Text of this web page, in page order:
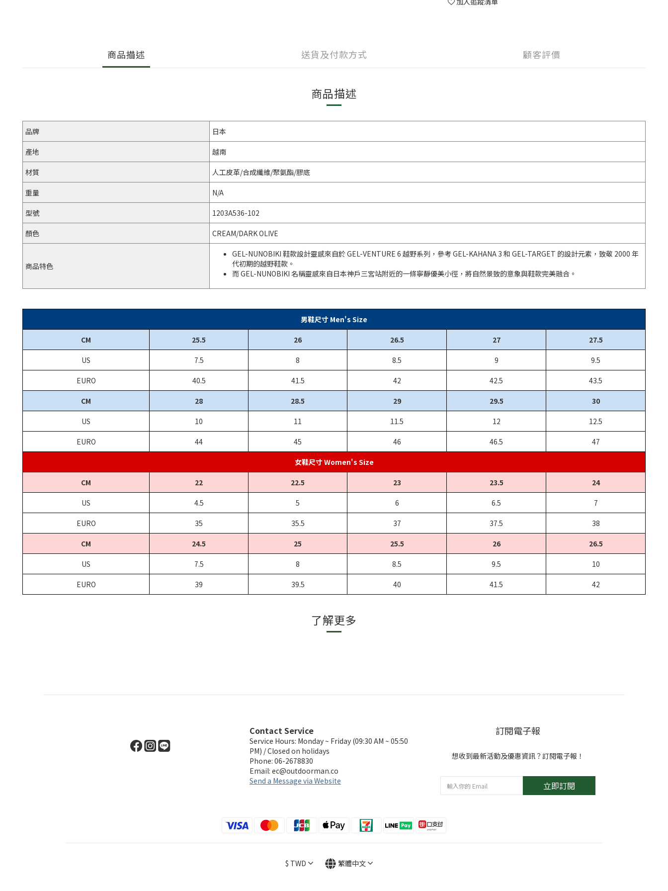
商品描述 送貨及付款方式 顧客評價
商品描述
品牌 日本
產地 越南
材質 人工皮革/合成纖維/聚氨酯/膠底
重量 N/A
型號 1203A536-102
顏色 CREAM/DARK OLIVE
商品特色
GEL-NUNOBIKI 鞋款設計靈感來自於 GEL-VENTURE 6 越野系列，參考 GEL-KAHANA 3 和 GEL-TARGET 的設計元素，致敬 2000 年
代初期的越野鞋款。
而 GEL-NUNOBIKI 名稱靈感來自日本神戶三宮站附近的一條寧靜優美小徑，將自然景致的意象與鞋款完美融合。
男鞋尺寸 Men's Size
CM 25.5 26 26.5 27 27.5
US 7.5 8 8.5 9 9.5
EURO 40.5 41.5 42 42.5 43.5
CM 28 28.5 29 29.5 30
US 10 11 11.5 12 12.5
EURO 44 45 46 46.5 47
女鞋尺寸 Women's Size
CM 22 22.5 23 23.5 24
US 4.5 5 6 6.5 7
EURO 35 35.5 37 37.5 38
CM 24.5 25 25.5 26 26.5
US 7.5 8 8.5 9.5 10
EURO 39 39.5 40 41.5 42
了解更多
Contact Service
Service Hours: Monday ~ Friday (09:30 AM ~ 05:50
PM) / Closed on holidays
Phone: 06-2678830
Email: ec@outdoorman.co
Send a Message via Website
訂閱電子報
想收到最新活動及優惠資訊？訂閱電子報！
立即訂閱
$ TWD 繁體中文